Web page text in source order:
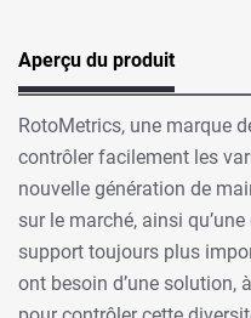
Aperçu du produit
RotoMetrics, une marque
contrôler facilement les
nouvelle génération de
sur le marché, ainsi
support toujours plus
ont besoin d’une solution,